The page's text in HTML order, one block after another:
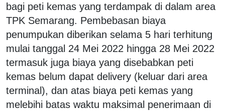
bagi peti kemas yang terdampak di dalam area
TPK Semarang. Pembebasan biaya
penumpukan diberikan selama 5 hari terhitung
mulai tanggal 24 Mei 2022 hingga 28 Mei 2022
termasuk juga biaya yang disebabkan peti
kemas belum dapat delivery (keluar dari area
terminal), dan atas biaya peti kemas yang
melebihi batas waktu maksimal penerimaan di